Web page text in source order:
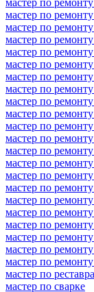
мастер по
мастер по
мастер по
мастер по
мастер по
мастер по
мастер по
мастер по
мастер по
мастер по
мастер по
мастер по
мастер по
мастер по
мастер по
мастер по
мастер по
мастер по
мастер по
мастер по
мастер по
мастер по
мастер по сварке